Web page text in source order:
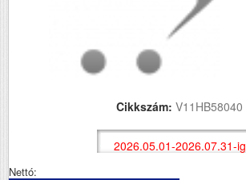
Cikkszám: V11HB58040
2026.05.01-2026.07.31-ig
Nettó: